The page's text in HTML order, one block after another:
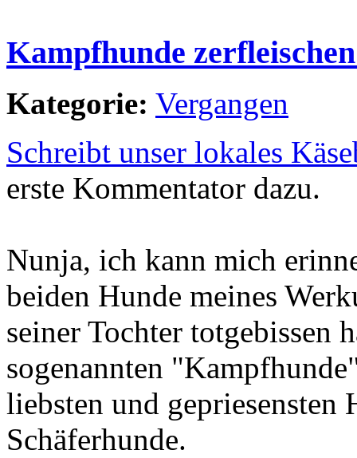
Kampfhunde
Kategorie: Vergangen
Schreibt unser lokales
erste Kommentator dazu.
Nunja, ich kann mich
beiden Hunde meines
seiner Tochter totgebissen
sogenannten
liebsten und gepriesensten
Schäferhunde.